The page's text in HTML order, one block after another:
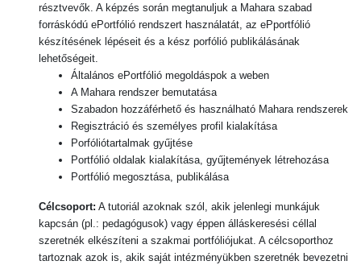
résztvevők. A képzés során megtanuljuk a Mahara szabad
forráskódú ePortfólió rendszert használatát, az ePportfólió
készítésének lépéseit és a kész porfólió publikálásának
lehetőségeit.
Általános ePortfólió megoldáspok a weben
A Mahara rendszer bemutatása
Szabadon hozzáférhető és használható Mahara rendszerek
Regisztráció és személyes profil kialakítása
Porfóliótartalmak gyűjtése
Portfólió oldalak kialakítása, gyűjtemények létrehozása
Portfólió megosztása, publikálása
Célcsoport: A tutoriál azoknak szól, akik jelenlegi munkájuk
kapcsán (pl.: pedagógusok) vagy éppen álláskeresési céllal
szeretnék elkészíteni a szakmai portfóliójukat. A célcsoporthoz
tartoznak azok is, akik saját intézményükben szeretnék bevezetni